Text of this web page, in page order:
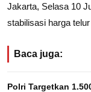
Jakarta, Selasa 10
stabilisasi harga
Baca juga:
Polri Targetkan